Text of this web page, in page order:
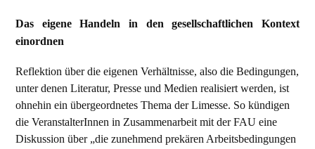
Das eigene Handeln in den gesellschaftlichen Kontext
einordnen
Reflektion über die eigenen Verhältnisse, also die Bedingungen,
unter denen Literatur, Presse und Medien realisiert werden, ist
ohnehin ein übergeordnetes Thema der Limesse. So kündigen
die VeranstalterInnen in Zusammenarbeit mit der FAU eine
Diskussion über „die zunehmend prekären Arbeitsbedingungen